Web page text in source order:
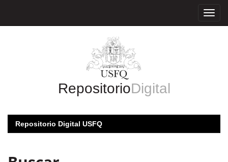
RepositorioDigital
Repositorio Digital USFQ